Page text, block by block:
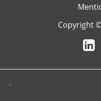
Copyright
.